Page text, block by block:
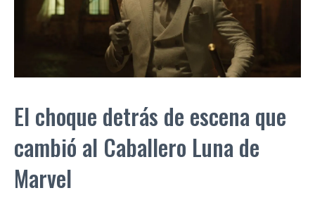
El choque detrás de escena que
cambió al Caballero Luna de
Marvel